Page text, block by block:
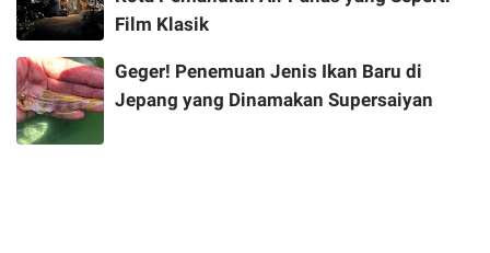
Film Klasik
Geger! Penemuan Jenis Ikan Baru di
Jepang yang Dinamakan Supersaiyan